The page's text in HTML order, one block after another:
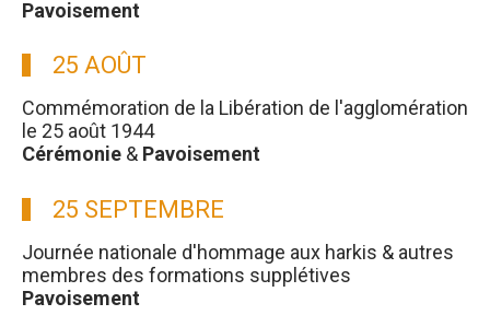
Pavoisement
25 AOÛT
Commémoration de la Libération de l'agglomération
le 25 août 1944
Cérémonie & Pavoisement
25 SEPTEMBRE
Journée nationale d'hommage aux harkis & autres
membres des formations supplétives
Pavoisement